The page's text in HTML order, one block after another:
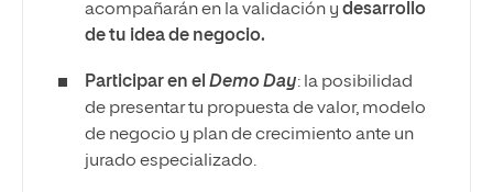
acompañarán en la validación y desarrollo
de tu idea de negocio.
Participar en el Demo Day: la posibilidad
de presentar tu propuesta de valor, modelo
de negocio y plan de crecimiento ante un
jurado especializado.